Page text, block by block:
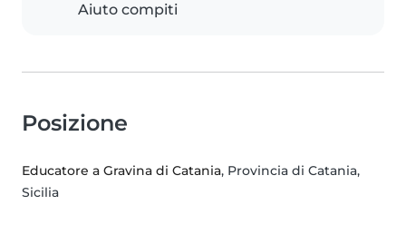
Aiuto compiti
Posizione
Educatore a Gravina di Catania, Provincia di Catania,
Sicilia